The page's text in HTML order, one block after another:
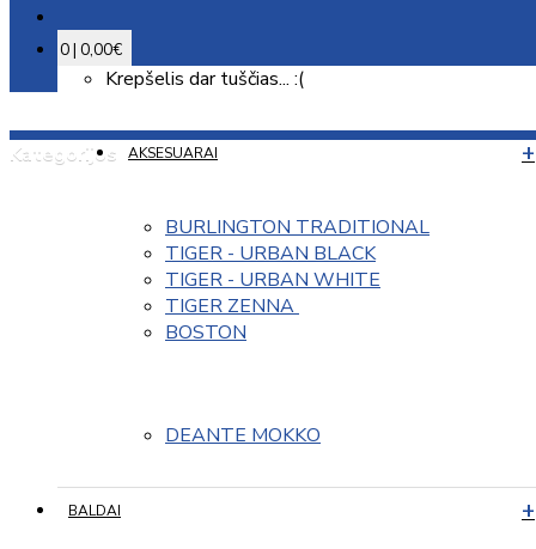
0 | 0,00€
Krepšelis dar tuščias... :(
Kategorijos AKSESUARAI
BURLINGTON TRADITIONAL
TIGER - URBAN BLACK
TIGER - URBAN WHITE
TIGER ZENNA
BOSTON
DEANTE MOKKO
BALDAI